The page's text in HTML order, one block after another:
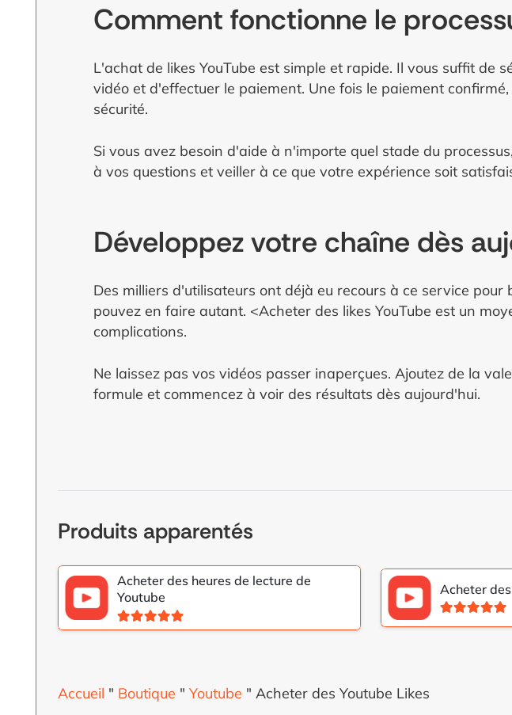
Comment fonctionne le
L'achat de likes YouTube est simple et rapide. Il vous suffit de
vidéo et d'effectuer le paiement. Une fois le paiement
sécurité.
Si vous avez besoin d'aide à n'importe quel stade du
à vos questions et veiller à ce que votre expérience soit
Développez votre chaîne dès
Des milliers d'utilisateurs ont déjà eu recours à ce service
pouvez en faire autant. <Acheter des likes YouTube est un
complications.
Ne laissez pas vos vidéos passer inaperçues. Ajoutez de la
formule et commencez à voir des résultats dès aujourd'hui.
Produits apparentés
Acheter des heures de lecture de
Youtube
Note5.00sur 5
Acheter
Accueil " Boutique " Youtube " Acheter des Youtube Likes